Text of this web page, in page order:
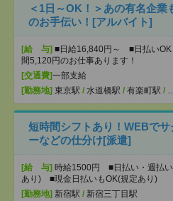
＜1日～OK！＞あの有名企業
のお手伝い！[アルバイト]
[給 与] ■日給16,840円～ ■日払い
間5,120円のお仕事あります！
[交通費]一部支給
[勤務地] 東京駅 / 水道橋駅 / 有楽町駅 /
短時間シフトあり！WEBで
ーなどの仕分け[派遣]
[給 与] 時給1500円 ■日払い・週払い
あり) ■現金日払いもOK(規定あり)
[勤務地] 新宿駅 / 新宿三丁目駅